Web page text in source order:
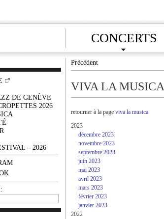
CONCERTS
DE GENÈVE
2026
– 2026
Précédent
VIVA LA MUSICA
retourner à la page viva la musica
2023
décembre 2023
novembre 2023
septembre 2023
juin 2023
mai 2023
avril 2023
mars 2023
février 2023
janvier 2023
2022